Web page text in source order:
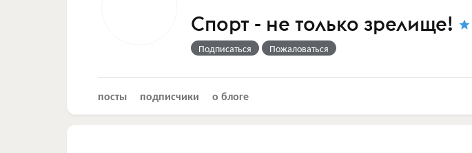
Спорт - не только зрелище!
Подписаться Пожаловаться
посты подписчики о блоге